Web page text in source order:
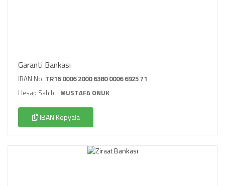
Garanti Bankası
IBAN No: TR16 0006 2000 6380 0006 6925 71
Hesap Sahibi : MUSTAFA ONUK
IBAN Kopyala